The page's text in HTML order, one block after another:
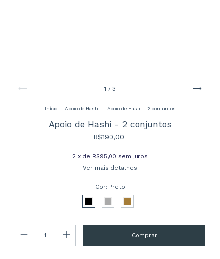
1 / 3
Início Apoio de Hashi Apoio de Hashi - 2 conjuntos
Apoio de Hashi - 2 conjuntos
R$190,00
2 x de R$95,00 sem juros
Ver mais detalhes
Cor: Preto